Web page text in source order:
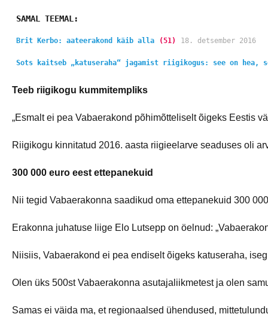
SAMAL TEEMAL:
Brit Kerbo: aateerakond käib alla (51) 18. detsember 2016
Sots kaitseb „katuseraha“ jagamist riigikogus: see on hea,
Teeb riigikogu kummitempliks
„Esmalt ei pea Vabaerakond põhimõtteliselt õigeks Eestis
Riigikogu kinnitatud 2016. aasta riigieelarve seaduses oli
300 000 euro eest ettepanekuid
Nii tegid Vabaerakonna saadikud oma ettepanekuid 300
Erakonna juhatuse liige Elo Lutsepp on öelnud:
Niisiis, Vabaerakond ei pea endiselt õigeks katuseraha,
Olen üks 500st Vabaerakonna asutajaliikmetest ja olen
Samas ei väida ma, et regionaalsed ühendused,